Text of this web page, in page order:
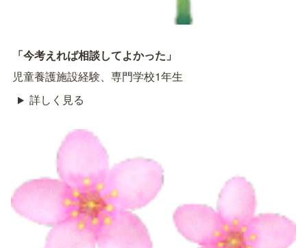
「今考えれば相談してよかった」
児童養護施設経験、専門学校1年生
詳しく見る